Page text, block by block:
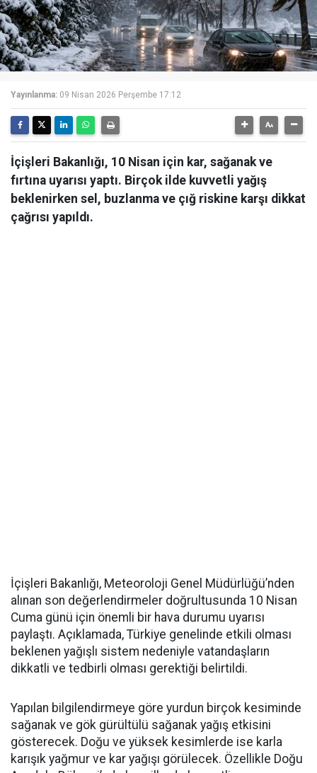
Yayınlanma: 09 Nisan 2026 Perşembe 17:12
İçişleri Bakanlığı, 10 Nisan için kar, sağanak ve
fırtına uyarısı yaptı. Birçok ilde kuvvetli yağış
beklenirken sel, buzlanma ve çığ riskine karşı dikkat
çağrısı yapıldı.
İçişleri Bakanlığı, Meteoroloji Genel Müdürlüğü’nden
alınan son değerlendirmeler doğrultusunda 10 Nisan
Cuma günü için önemli bir hava durumu uyarısı
paylaştı. Açıklamada, Türkiye genelinde etkili olması
beklenen yağışlı sistem nedeniyle vatandaşların
dikkatli ve tedbirli olması gerektiği belirtildi.
Yapılan bilgilendirmeye göre yurdun birçok kesiminde
sağanak ve gök gürültülü sağanak yağış etkisini
gösterecek. Doğu ve yüksek kesimlerde ise karla
karışık yağmur ve kar yağışı görülecek. Özellikle Doğu